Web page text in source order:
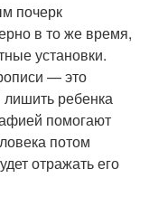
почерк
в то же время,
установки.
— это
лишить ребенка
помогают
потом
отражать его